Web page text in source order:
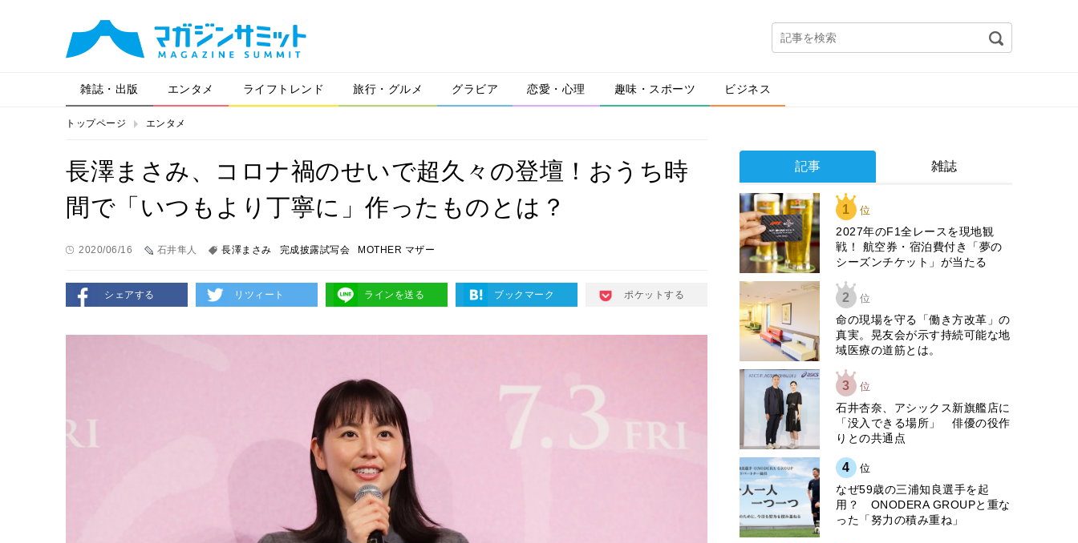
雑誌・出版 エンタメ ライフトレンド 旅行・グルメ グラビア 恋愛・心理 趣味・スポーツ ビジネス
トップページ エンタメ
長澤まさみ、コロナ禍のせいで超久々の登壇！おうち時
間で「いつもより丁寧に」作ったものとは？
2020/06/16 石井隼人 長澤まさみ 完成披露試写会 MOTHER マザー
シェアする リツィート ラインを送る ブックマーク ポケットする
記事 雑誌
1 位
2027年のF1全レースを現地観
戦！ 航空券・宿泊費付き「夢の
シーズンチケット」が当たる
2 位
​命の現場を守る「働き方改革」の
真実。晃友会が示す持続可能な地
域医療の道筋とは。
3 位
石井杏奈、アシックス新旗艦店に
「没入できる場所」 俳優の役作
りとの共通点
4 位
なぜ59歳の三浦知良選手を起
用？ ONODERA GROUPと重な
った「努力の積み重ね」